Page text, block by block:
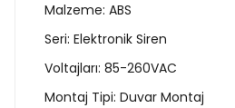
Malzeme: ABS
Seri: Elektronik Siren
Voltajları: 85-260VAC
Montaj Tipi: Duvar Montaj